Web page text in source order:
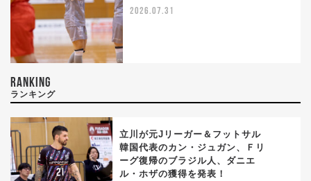
2026.07.31
RANKING
ランキング
立川が元Jリーガー＆フットサル
韓国代表のカン・ジュガン、Ｆリ
ーグ復帰のブラジル人、ダニエ
ル・ホザの獲得を発表！